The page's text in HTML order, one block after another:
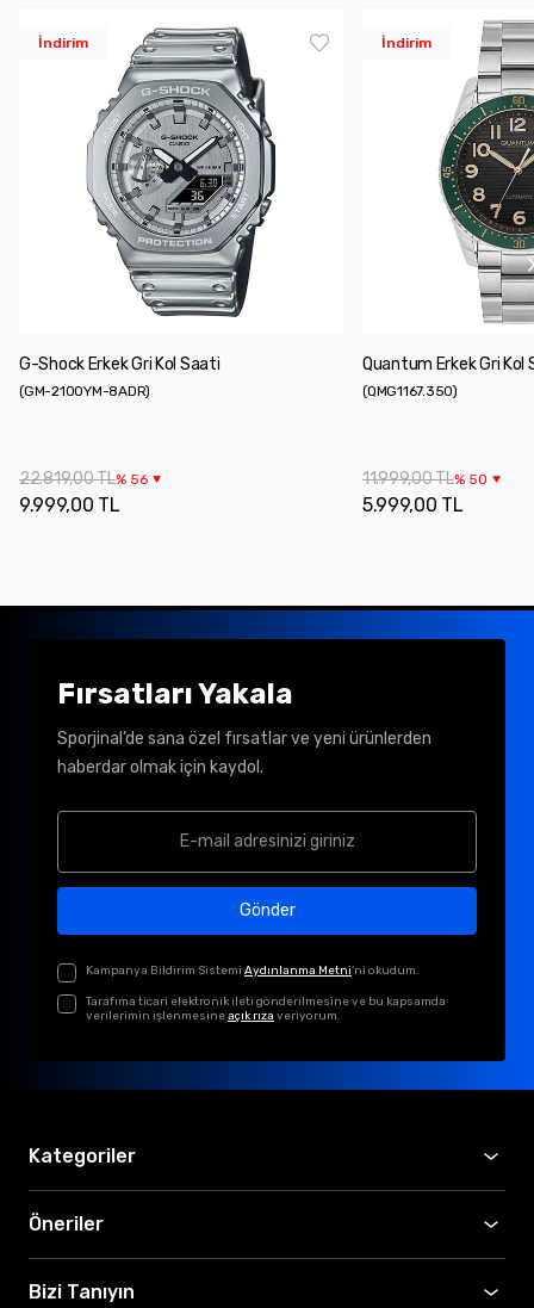
İndirim
G-Shock Erkek Gri Kol Saati
(GM-2100YM-8ADR)
22.819,00 TL% 56
9.999,00 TL
İndirim
Quantum Erkek Gri Kol
(QMG1167.350)
11.999,00 TL% 50
5.999,00 TL
Fırsatları Yakala
Sporjinal’de sana özel fırsatlar ve yeni ürünlerden
haberdar olmak için kaydol.
Gönder
Kampanya Bildirim Sistemi Aydınlanma Metni'ni okudum.
Tarafıma ticari elektronik ileti gönderilmesine ve bu kapsamda
verilerimin işlenmesineaçık rıza veriyorum.
Kategoriler
Öneriler
Bizi Tanıyın